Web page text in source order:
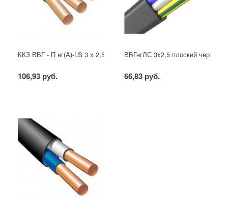
ККЗ ВВГ - П нг(А)-LS 3 х 2,5 ГОСТ
106,93 руб.
ВВГнгЛС 3x2,5 плоский черный
66,83 руб.